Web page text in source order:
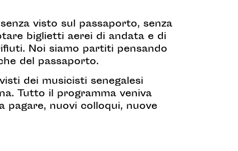
visto sul passaporto, senza
biglietti aerei di andata e di
Noi siamo partiti pensando
del passaporto.
dei musicisti senegalesi
Tutto il programma veniva
pagare, nuovi colloqui, nuove